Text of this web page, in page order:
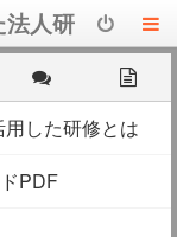
法人研
した研修とは
PDF